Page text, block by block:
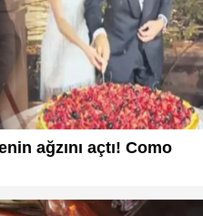
ağzını açtı! Como